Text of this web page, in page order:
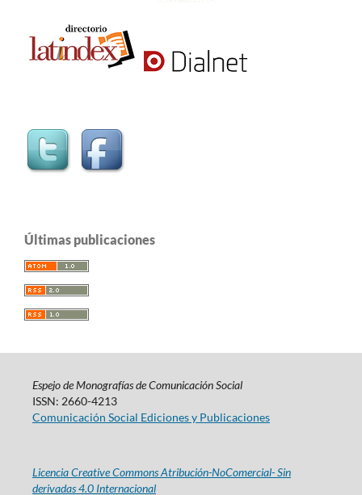
Últimas publicaciones
Espejo de Monografías de Comunicación Social
ISSN: 2660-4213
Comunicación Social Ediciones y Publicaciones
Licencia Creative Commons Atribución-NoComercial- Sin
derivadas 4.0 Internacional